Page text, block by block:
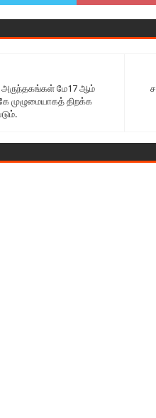
மே17 ஆம்
முழுமையாகத் திறக்க